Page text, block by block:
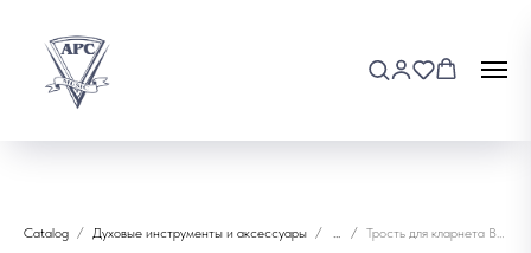
Catalog Духовые инструменты и аксессуары ... Трость для кларнета B♭Rico 2.5 "